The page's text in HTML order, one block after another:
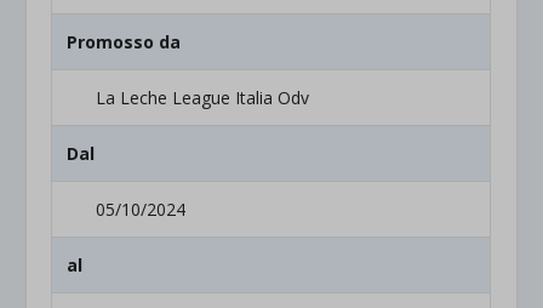
Promosso da
La Leche League Italia Odv
Dal
05/10/2024
al